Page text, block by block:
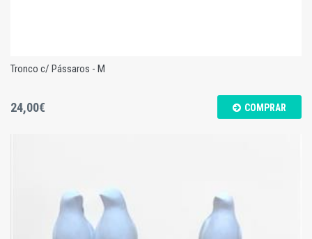
Tronco c/ Pássaros - M
Tronco c/ Pássaros - M
24,00€ COMPRAR